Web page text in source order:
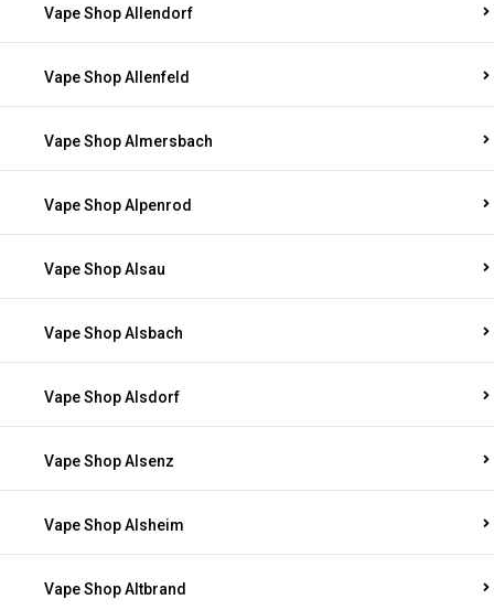
Vape Shop Allendorf
Vape Shop Allenfeld
Vape Shop Almersbach
Vape Shop Alpenrod
Vape Shop Alsau
Vape Shop Alsbach
Vape Shop Alsdorf
Vape Shop Alsenz
Vape Shop Alsheim
Vape Shop Altbrand